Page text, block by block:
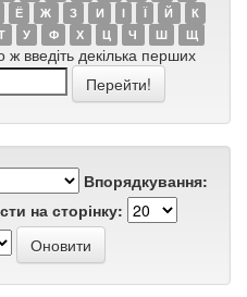
Ё Ж З И І Ї Й
К
У Ф Х Ц Ч Ш
Щ
ж введіть декілька перших
Впорядкування:
на сторінку: